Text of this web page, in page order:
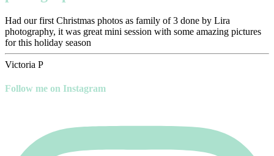
Had our first Christmas photos as family of 3 done by Lira
photography, it was great mini session with some amazing pictures
for this holiday season
Victoria P
Follow me on Instagram